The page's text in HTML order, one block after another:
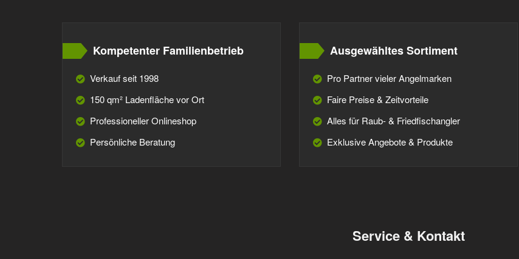
Kompetenter Familienbetrieb
Verkauf seit 1998
150 qm² Ladenfläche vor Ort
Professioneller Onlineshop
Persönliche Beratung
Ausgewähltes Sortiment
Pro Partner vieler Angelmarken
Faire Preise & Zeitvorteile
Alles für Raub- & Friedfischangler
Exklusive Angebote & Produkte
Service & Kontakt